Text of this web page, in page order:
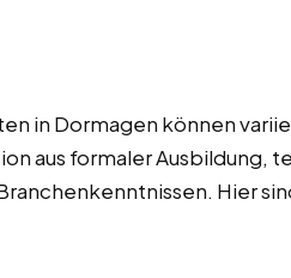
in Dormagen können
aus formaler Ausbildung,
Hier